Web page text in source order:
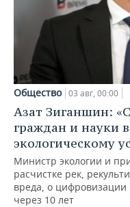
Общество 03 авг, 00:00
Азат Зиганшин:
граждан и науки
экологическому
Министр экологии и
расчистке рек,
вреда, о цифровизации
через 10 лет